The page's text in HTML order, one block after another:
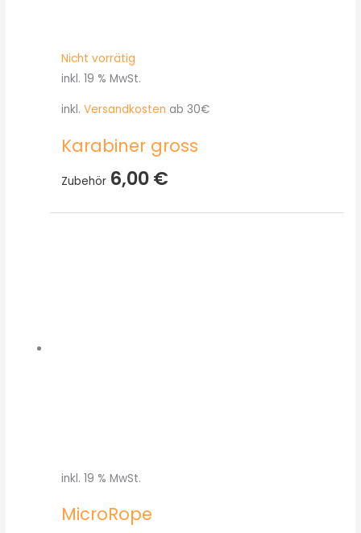
Nicht vorrätig
inkl. 19 % MwSt.
inkl. Versandkosten ab 30€
Karabiner gross
Zubehör 6,00€
inkl. 19 % MwSt.
MicroRope